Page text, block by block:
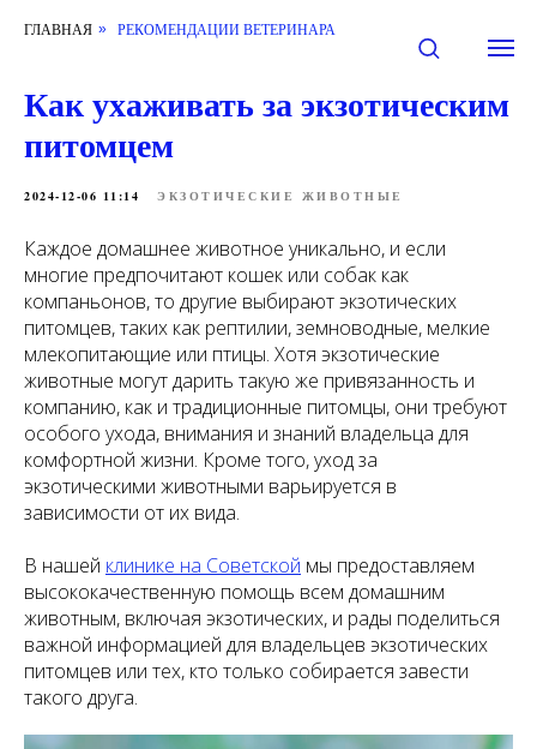
ГЛАВНАЯ » РЕКОМЕНДАЦИИ ВЕТЕРИНАРА
Как ухаживать за экзотическим
питомцем
2024-12-06 11:14 ЭКЗОТИЧЕСКИЕ ЖИВОТНЫЕ
Каждое домашнее животное уникально, и если
многие предпочитают кошек или собак как
компаньонов, то другие выбирают экзотических
питомцев, таких как рептилии, земноводные, мелкие
млекопитающие или птицы. Хотя экзотические
животные могут дарить такую же привязанность и
компанию, как и традиционные питомцы, они требуют
особого ухода, внимания и знаний владельца для
комфортной жизни. Кроме того, уход за
экзотическими животными варьируется в
зависимости от их вида.
В нашей клинике на Советской мы предоставляем
высококачественную помощь всем домашним
животным, включая экзотических, и рады поделиться
важной информацией для владельцев экзотических
питомцев или тех, кто только собирается завести
такого друга.